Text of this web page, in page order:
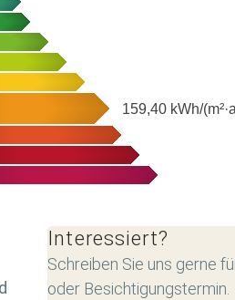
159,40 kWh/
Interessiert?
Schreiben Sie uns gerne
oder Besichtigungstermin.